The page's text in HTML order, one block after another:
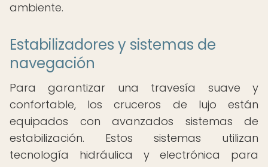
ambiente.
Estabilizadores y sistemas de
navegación
Para garantizar una travesía suave y
confortable, los cruceros de lujo están
equipados con avanzados sistemas de
estabilización. Estos sistemas utilizan
tecnología hidráulica y electrónica para